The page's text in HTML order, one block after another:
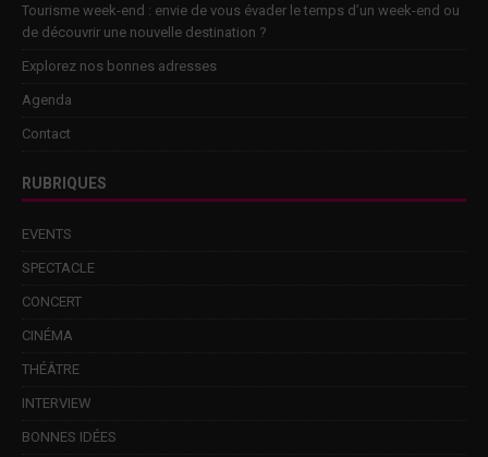
Tourisme week-end : envie de vous évader le temps d’un week-end ou
de découvrir une nouvelle destination ?
Explorez nos bonnes adresses
Agenda
Contact
RUBRIQUES
EVENTS
SPECTACLE
CONCERT
CINÉMA
THÉÂTRE
INTERVIEW
BONNES IDÉES